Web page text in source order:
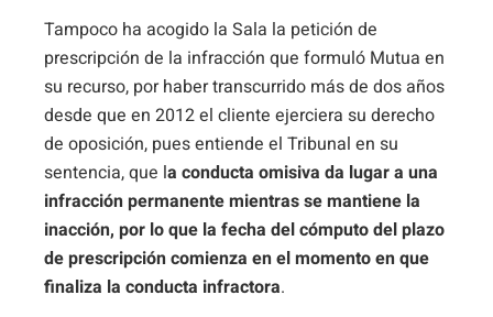
Tampoco ha acogido la Sala la petición de
prescripción de la infracción que formuló Mutua en
su recurso, por haber transcurrido más de dos años
desde que en 2012 el cliente ejerciera su derecho
de oposición, pues entiende el Tribunal en su
sentencia, que la conducta omisiva da lugar a una
infracción permanente mientras se mantiene la
inacción, por lo que la fecha del cómputo del plazo
de prescripción comienza en el momento en que
finaliza la conducta infractora.